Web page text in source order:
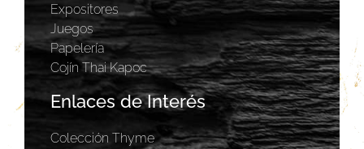
Expositores
Juegos
Papelería
Cojín Thai Kapoc
Enlaces de Interés
Colección Thyme